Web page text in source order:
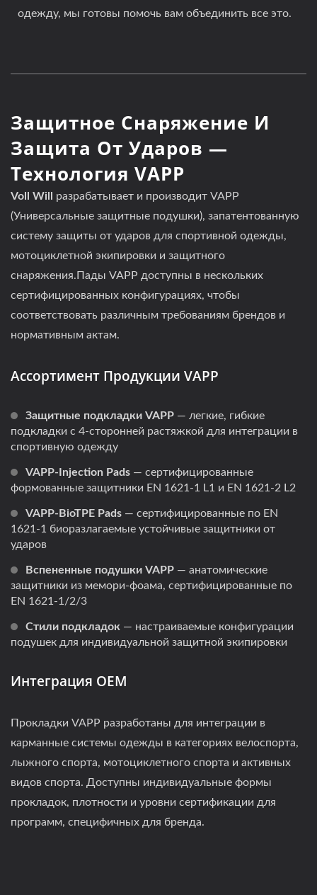
одежду, мы готовы помочь вам объединить все это.
Защитное Снаряжение И
Защита От Ударов —
Технология VAPP
Voll Will разрабатывает и производит VAPP
(Универсальные защитные подушки), запатентованную
систему защиты от ударов для спортивной одежды,
мотоциклетной экипировки и защитного
снаряжения.Пады VAPP доступны в нескольких
сертифицированных конфигурациях, чтобы
соответствовать различным требованиям брендов и
нормативным актам.
Ассортимент Продукции VAPP
Защитные подкладки VAPP — легкие, гибкие
подкладки с 4-сторонней растяжкой для интеграции в
спортивную одежду
VAPP-Injection Pads — сертифицированные
формованные защитники EN 1621-1 L1 и EN 1621-2 L2
VAPP-BioTPE Pads — сертифицированные по EN
1621-1 биоразлагаемые устойчивые защитники от
ударов
Вспененные подушки VAPP — анатомические
защитники из мемори-фоама, сертифицированные по
EN 1621-1/2/3
Стили подкладок — настраиваемые конфигурации
подушек для индивидуальной защитной экипировки
Интеграция OEM
Прокладки VAPP разработаны для интеграции в
карманные системы одежды в категориях велоспорта,
лыжного спорта, мотоциклетного спорта и активных
видов спорта. Доступны индивидуальные формы
прокладок, плотности и уровни сертификации для
программ, специфичных для бренда.